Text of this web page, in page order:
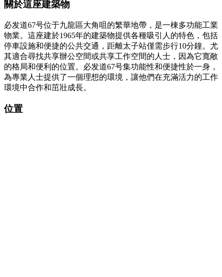
關於這座建築物
必发道67号位于九龍區大角咀的繁華地帶，是一棟多功能工業
物業。這座建於1965年的建築物提供各種吸引人的特色，包括
停車設施和便捷的公共交通，距離太子站僅需步行10分鐘。尤
其適合尋找共享辦公空間或共享工作空間的人士，因為它寬敞
的格局和便利的位置。必发道67号集功能性和便捷性於一身，
為專業人士提供了一個理想的環境，讓他們在充滿活力的工作
環境中合作和茁壯成長。
位置